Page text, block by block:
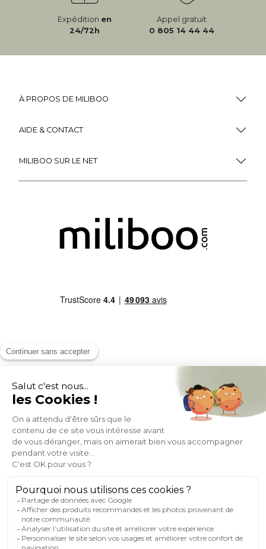
Expédition en
24/72h
Appel gratuit
0 805 14 44 44
À PROPOS DE MILIBOO
AIDE & CONTACT
MILIBOO SUR LE NET
MOYENS DE PAIEMENT